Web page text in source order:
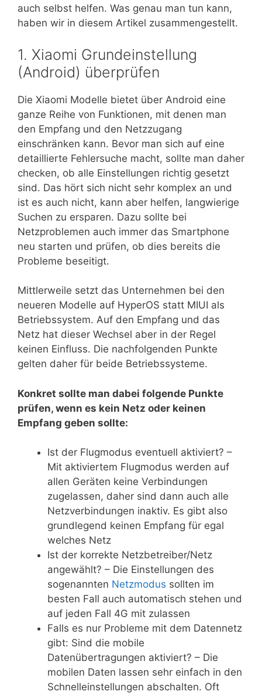
auch selbst helfen. Was genau man tun kann,
haben wir in diesem Artikel zusammengestellt.
1. Xiaomi Grundeinstellung
(Android) überprüfen
Die Xiaomi Modelle bietet über Android eine
ganze Reihe von Funktionen, mit denen man
den Empfang und den Netzzugang
einschränken kann. Bevor man sich auf eine
detaillierte Fehlersuche macht, sollte man daher
checken, ob alle Einstellungen richtig gesetzt
sind. Das hört sich nicht sehr komplex an und
ist es auch nicht, kann aber helfen, langwierige
Suchen zu ersparen. Dazu sollte bei
Netzproblemen auch immer das Smartphone
neu starten und prüfen, ob dies bereits die
Probleme beseitigt.
Mittlerweile setzt das Unternehmen bei den
neueren Modelle auf HyperOS statt MIUI als
Betriebssystem. Auf den Empfang und das
Netz hat dieser Wechsel aber in der Regel
keinen Einfluss. Die nachfolgenden Punkte
gelten daher für beide Betriebssysteme.
Konkret sollte man dabei folgende Punkte
prüfen, wenn es kein Netz oder keinen
Empfang geben sollte:
Ist der Flugmodus eventuell aktiviert? –
Mit aktiviertem Flugmodus werden auf
allen Geräten keine Verbindungen
zugelassen, daher sind dann auch alle
Netzverbindungen inaktiv. Es gibt also
grundlegend keinen Empfang für egal
welches Netz
Ist der korrekte Netzbetreiber/Netz
angewählt? – Die Einstellungen des
sogenannten Netzmodus sollten im
besten Fall auch automatisch stehen und
auf jeden Fall 4G mit zulassen
Falls es nur Probleme mit dem Datennetz
gibt: Sind die mobile
Datenübertragungen aktiviert? – Die
mobilen Daten lassen sehr einfach in den
Schnelleinstellungen abschalten. Oft